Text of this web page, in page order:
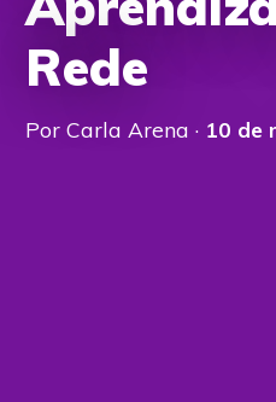
Rede
Por Carla Arena · 10 de